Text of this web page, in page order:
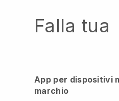
Falla tua
App per dispositivi
marchio